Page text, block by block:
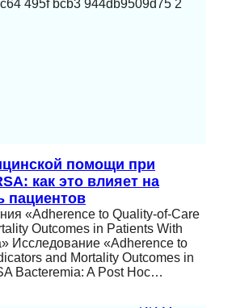
помощи при
как это влияет на
пациентов
«Adherence to Quality-of-Care
Outcomes in Patients With
Исследование «Adherence to
and Mortality Outcomes in
Bacteremia: A Post Hoc…